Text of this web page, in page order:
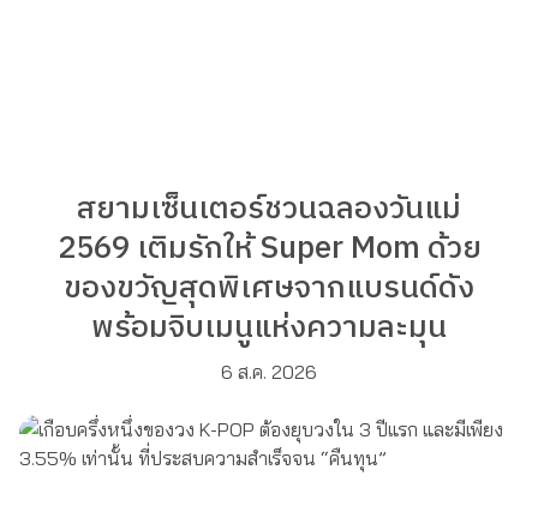
สยามเซ็นเตอร์ชวนฉลองวันแม่
2569 เติมรักให้ Super Mom ด้วย
ของขวัญสุดพิเศษจากแบรนด์ดัง
พร้อมจิบเมนูแห่งความละมุน
6 ส.ค. 2026